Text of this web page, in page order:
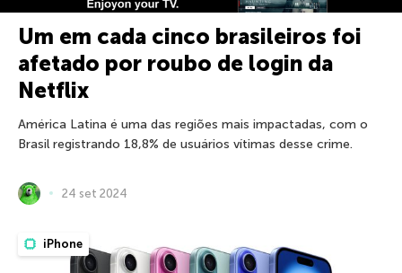
Um em cada cinco brasileiros foi
afetado por roubo de login da
Netflix
América Latina é uma das regiões mais impactadas, com o
Brasil registrando 18,8% de usuários vítimas desse crime.
24 set 2024
iPhone